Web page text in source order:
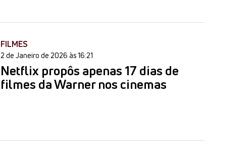
FILMES
2 de Janeiro de 2026 às 16:21
Netflix propôs apenas 17 dias de
filmes da Warner nos cinemas